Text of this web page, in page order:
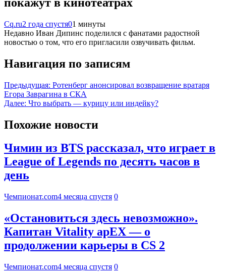
Cq.ru2 года спустя01 минуты
Недавно Иван Дипинс поделился с фанатами радостной
новостью о том, что его пригласили озвучивать фильм.
Навигация по записям
Предыдущая: Ротенберг анонсировал возвращение вратаря
Егора Заврагина в СКА
Далее: Что выбрать — курицу или индейку?
Похожие новости
Чимин из BTS рассказал, что играет в
League of Legends по десять часов в
день
Чемпионат.com4 месяца спустя 0
«Остановиться здесь невозможно».
Капитан Vitality apEX — о
продолжении карьеры в CS 2
Чемпионат.com4 месяца спустя 0